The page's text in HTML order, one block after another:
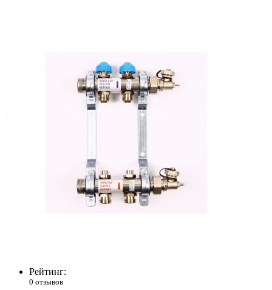
Рейтинг:
0 отзывов